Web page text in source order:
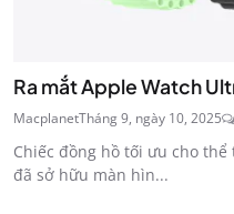
Ra mắt Apple Watch
MacplanetTháng 9, ngày 10, 2025
Chiếc đồng hồ tối ưu cho
đã sở hữu màn hìn...